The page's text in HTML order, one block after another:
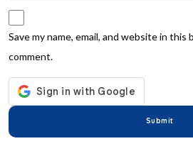
Save my name, email, and website in
comment.